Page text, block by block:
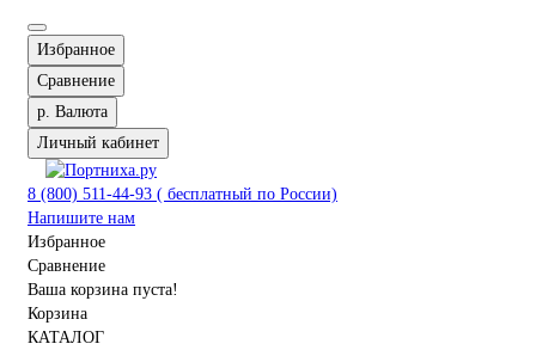
Избранное
Сравнение
р. Валюта
Личный кабинет
8 (800) 511-44-93 ( бесплатный по России)
Напишите нам
Избранное
Сравнение
Ваша корзина пуста!
Корзина
КАТАЛОГ